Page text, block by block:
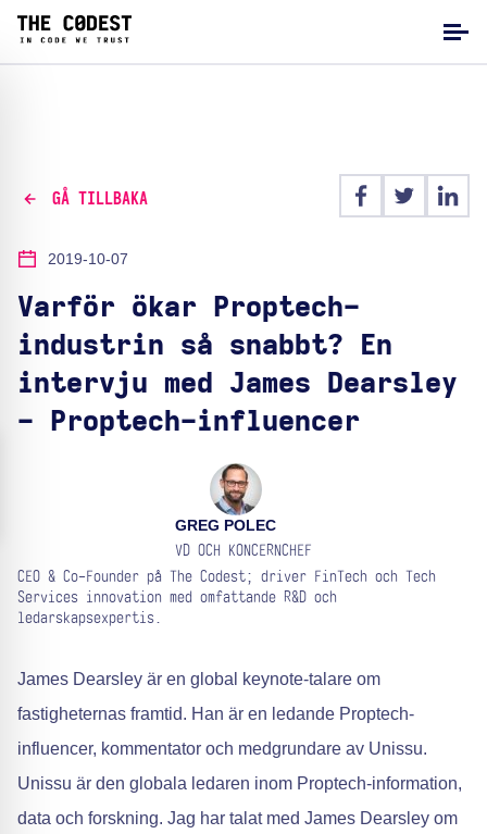
GÅ TILLBAKA
2019-10-07
Varför ökar Proptech-
industrin så snabbt? En
intervju med James Dearsley
- Proptech-influencer
GREG POLEC
VD OCH KONCERNCHEF
CEO & Co-Founder på The Codest; driver FinTech och Tech
Services innovation med omfattande R&D och
ledarskapsexpertis.
James Dearsley är en global keynote-talare om
fastigheternas framtid. Han är en ledande Proptech-
influencer, kommentator och medgrundare av Unissu.
Unissu är den globala ledaren inom Proptech-information,
data och forskning. Jag har talat med James Dearsley om